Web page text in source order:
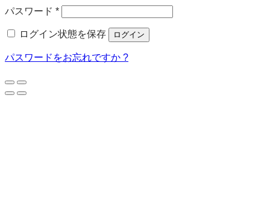
パスワード *必
ログイン状態を保存
ログイン
パスワードをお忘れですか ?